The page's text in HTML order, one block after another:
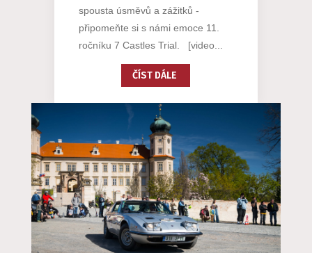
spousta úsměvů a zážitků -
připomeňte si s námi emoce 11.
ročníku 7 Castles Trial. [video...
ČÍST DÁLE